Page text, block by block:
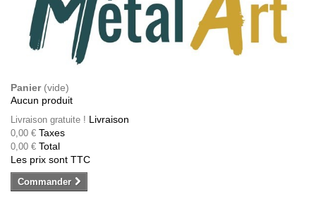
Panier (vide)
Aucun produit
Livraison gratuite ! Livraison
0,00 € Taxes
0,00 € Total
Les prix sont TTC
Commander